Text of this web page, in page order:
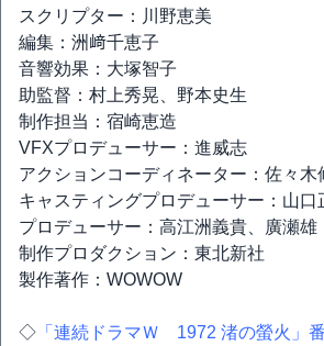
スクリプター：川野恵美
編集：洲﨑千恵子
音響効果：大塚智子
助監督：村上秀晃、野本史生
制作担当：宿崎恵造
VFXプロデューサー：進威志
アクションコーディネーター：佐々木
キャスティングプロデューサー：山口
プロデューサー：高江洲義貴、廣瀬雄
制作プロダクション：東北新社
製作著作：WOWOW
◇ 「連続ドラマＷ 1972 渚の螢火」